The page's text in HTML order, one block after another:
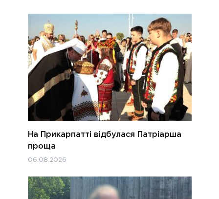
На Прикарпатті відбулася Патріарша
проща
06.08.2026